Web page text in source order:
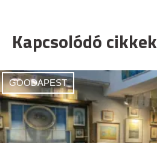
Kapcsolódó cikkek
GOODAPEST